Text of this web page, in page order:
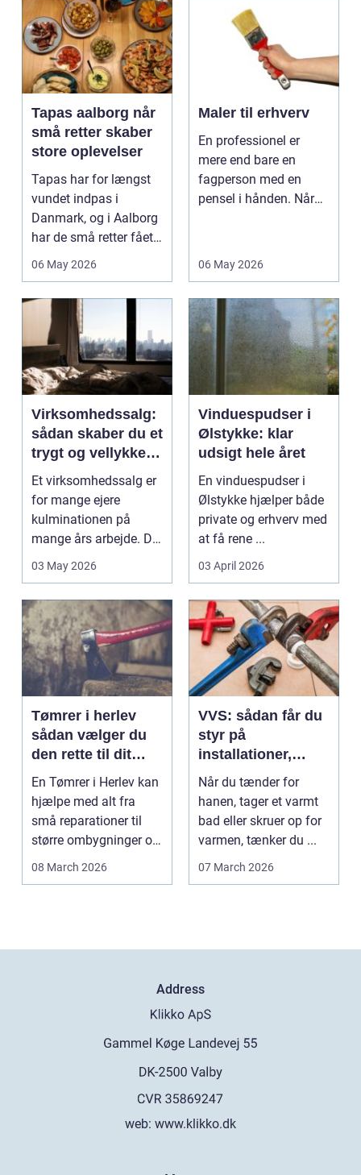
Tapas aalborg når
små retter skaber
store oplevelser
Tapas har for længst
vundet indpas i
Danmark, og i Aalborg
har de små retter fået
deres helt eget li...
06 May 2026
Maler til erhverv
En professionel er
mere end bare en
fagperson med en
pensel i hånden. Når
06 May 2026
Virksomhedssalg:
sådan skaber du et
trygt og vellykket
salg
Et virksomhedssalg er
for mange ejere
kulminationen på
mange års arbejde. Det
kan være en planlagt
03 May 2026
Vinduespudser i
Ølstykke: klar
udsigt hele året
En vinduespudser i
Ølstykke hjælper både
private og erhverv med
at få rene ...
03 April 2026
Tømrer i herlev
sådan vælger du
den rette til dit
projekt
En Tømrer i Herlev kan
hjælpe med alt fra
små reparationer til
større ombygninger og
tilbygninger. N...
08 March 2026
VVS: sådan får du
styr på
installationer,
komfort og
energiforbrug
Når du tænder for
hanen, tager et varmt
bad eller skruer op for
varmen, tænker du ...
07 March 2026
Address
web: www.klikko.dk